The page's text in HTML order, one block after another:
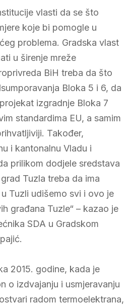
vlasti da se što
koje bi pomogle u
problema. Gradska vlast
u širenje mreže
BiH treba da što
Bloka 5 i 6, da
izgradnje Bloka 7
standardima EU, a samim
Također,
i kantonalnu Vladu i
prilikom dodjele sredstava
Tuzla treba da ima
Tuzli udišemo svi i ovo je
građana Tuzle“ – kazao je
SDA u Gradskom
2015. godine, kada je
o izdvajanju i usmjeravanju
radom termoelektrana,